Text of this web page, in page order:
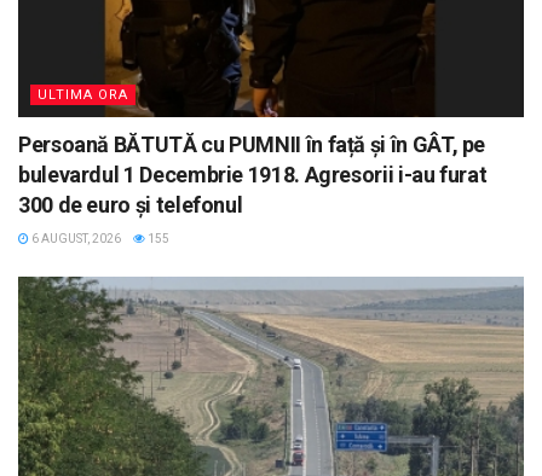
ULTIMA ORA
Persoană BĂTUTĂ cu PUMNII în față și în GÂT, pe
bulevardul 1 Decembrie 1918. Agresorii i-au furat
300 de euro și telefonul
6 AUGUST, 2026 155